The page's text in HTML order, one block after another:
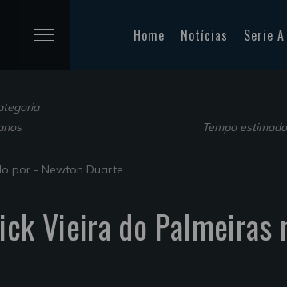
Home Notícias Serie A
Tempo
por - Newton Duarte
Vieira do Palmeiras